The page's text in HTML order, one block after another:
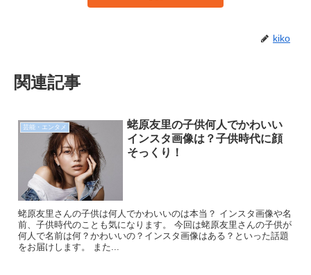
kiko
関連記事
芸能・エンタメ
蛯原友里の子供何人でかわいい
インスタ画像は？子供時代に顔
そっくり！
蛯原友里さんの子供は何人でかわいいのは本当？ インスタ画像や名
前、子供時代のことも気になります。 今回は蛯原友里さんの子供が
何人で名前は何？かわいいの？インスタ画像はある？といった話題
をお届けします。 また...